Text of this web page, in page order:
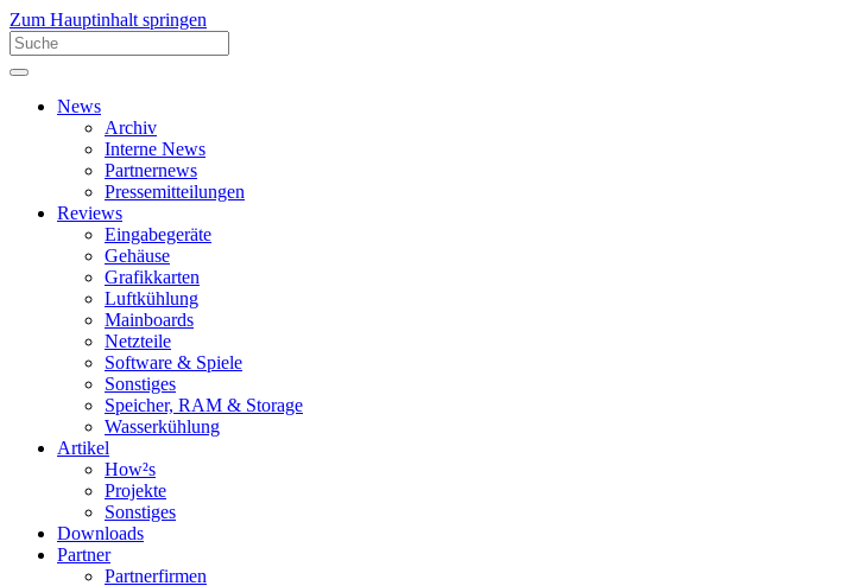
Zum Hauptinhalt springen
News
Archiv
Interne News
Partnernews
Pressemitteilungen
Reviews
Eingabegeräte
Gehäuse
Grafikkarten
Luftkühlung
Mainboards
Netzteile
Software & Spiele
Sonstiges
Speicher, RAM & Storage
Wasserkühlung
Artikel
How²s
Projekte
Sonstiges
Downloads
Partner
Partnerfirmen